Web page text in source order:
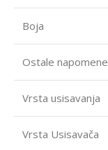
Boja
Ostale napomene
Vrsta usisavanja
Vrsta Usisavača